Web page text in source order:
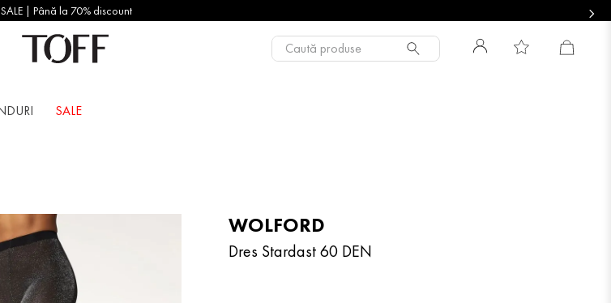
SALE | Până la 70% discount
Caută produse
SALE
WOLFORD
Dres Stardast 60 DEN